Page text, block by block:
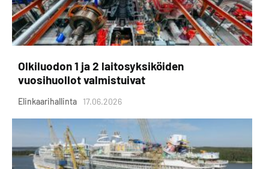
Olkiluodon 1 ja 2 laitosyksiköiden
vuosihuollot valmistuivat
Elinkaarihallinta 17.06.2026